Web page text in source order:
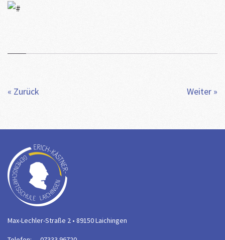
Weiter »
« Zurück
Max-Lechler-Straße 2 • 89150 Laichingen